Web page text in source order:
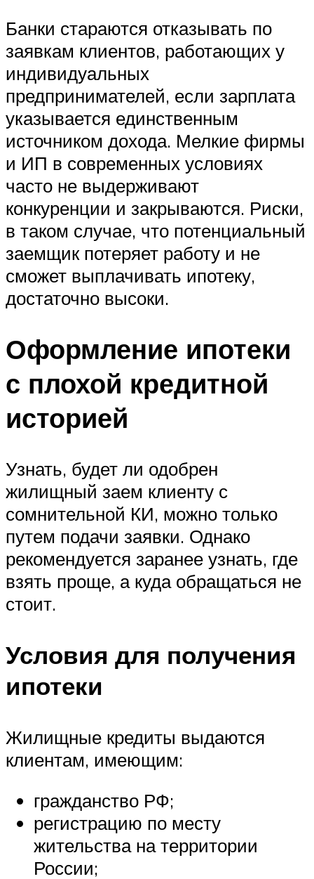
Банки стараются отказывать по
заявкам клиентов, работающих у
индивидуальных
предпринимателей, если зарплата
указывается единственным
источником дохода. Мелкие фирмы
и ИП в современных условиях
часто не выдерживают
конкуренции и закрываются. Риски,
в таком случае, что потенциальный
заемщик потеряет работу и не
сможет выплачивать ипотеку,
достаточно высоки.
Оформление ипотеки
с плохой кредитной
историей
Узнать, будет ли одобрен
жилищный заем клиенту с
сомнительной КИ, можно только
путем подачи заявки. Однако
рекомендуется заранее узнать, где
взять проще, а куда обращаться не
стоит.
Условия для получения
ипотеки
Жилищные кредиты выдаются
клиентам, имеющим:
гражданство РФ;
регистрацию по месту
жительства на территории
России;